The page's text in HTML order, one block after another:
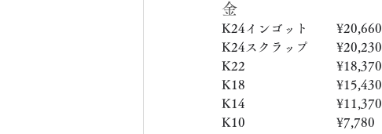
金
K24インゴット　　 ¥20,660
K24スクラップ　     ¥20,230
K22　　　　　   　  ¥18,370
K18　　　　　    　 ¥15,430
K14　　　　　　     ¥11,370
K10　　　　　　     ¥7,780